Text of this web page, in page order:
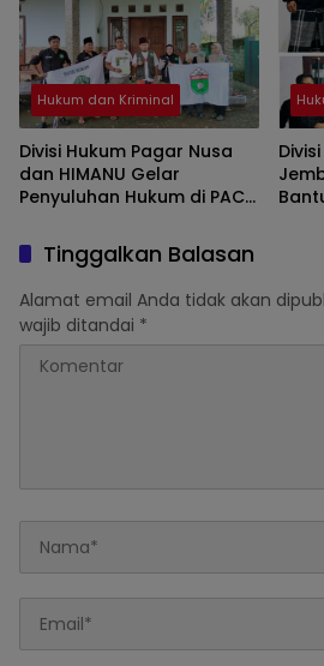
Hukum dan Kriminal
Divisi Hukum Pagar Nusa
dan HIMANU Gelar
Penyuluhan Hukum di PAC
Hukum Kader
Tinggalkan Balasan
Alamat email Anda tidak akan
wajib ditandai *